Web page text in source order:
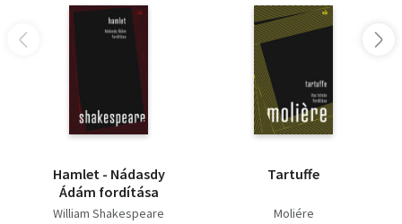
Hamlet - Nádasdy
Ádám fordítása
William Shakespeare
Tartuffe
Moliére